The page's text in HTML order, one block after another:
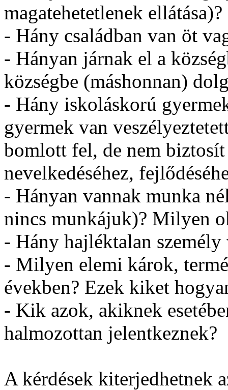
magatehetetlenek ellátása)?
- Hány családban van öt
- Hányan járnak el a
községbe (máshonnan)
- Hány iskoláskorú
gyermek van
bomlott fel, de nem
nevelkedéséhez,
- Hányan vannak munka
nincs munkájuk)? Milyen
- Hány hajléktalan személy
- Milyen elemi károk,
években? Ezek kiket
- Kik azok, akiknek
halmozottan jelentkeznek?
A kérdések kiterjedhetnek